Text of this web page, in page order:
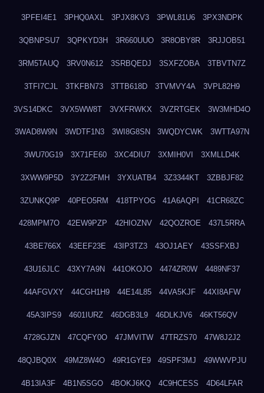
3PFEI4E1 3PHQ0AXL 3PJX8KV3 3PWL81U6 3PX3NDPK
3QBNPSU7 3QPKYD3H 3R660UUO 3R8OBY8R 3RJJOB51
3RM5TAUQ 3RV0N612 3SRBQEDJ 3SXFZOBA 3TBVTN7Z
3TFI7CJL 3TKFBN73 3TTB618D 3TVMVY4A 3VPL82H9
3VS14DKC 3VX5WW8T 3VXFRWKX 3VZRTGEK 3W3MHD4O
3WAD8W9N 3WDTF1N3 3WI8G8SN 3WQDYCWK 3WTTA97N
3WU70G19 3X71FE60 3XC4DIU7 3XMIH0VI 3XMLLD4K
3XWW9P5D 3Y2Z2FMH 3YXUATB4 3Z3344KT 3ZBBJF82
3ZUNKQ9P 40PEO5RM 418TPYOG 41A6AQPI 41CR68ZC
428MPM7O 42EW9PZP 42HIOZNV 42QOZROE 437L5RRA
43BE766X 43EEF23E 43IP3TZ3 43OJ1AEY 43SSFXBJ
43U16JLC 43XY7A9N 441OKOJO 4474ZR0W 4489NF37
44AFGVXY 44CGH1H9 44E14L85 44VA5KJF 44XI8AFW
45A3IPS9 4601IURZ 46DGB3L9 46DLKJV6 46KT56QV
4728GJZN 47CQFY0O 47JMVITW 47TRZS70 47W8J2J2
48QJBQ0X 49MZ8W4O 49R1GYE9 49SPF3MJ 49WWVPJU
4B13IA3F 4B1N5SGO 4BOKJ6KQ 4C9HCESS 4D64LFAR